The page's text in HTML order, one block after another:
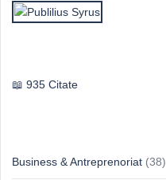
935 Citate
Business & Antreprenoriat (38)